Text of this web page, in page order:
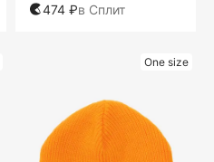
474 ₽в Сплит
One size